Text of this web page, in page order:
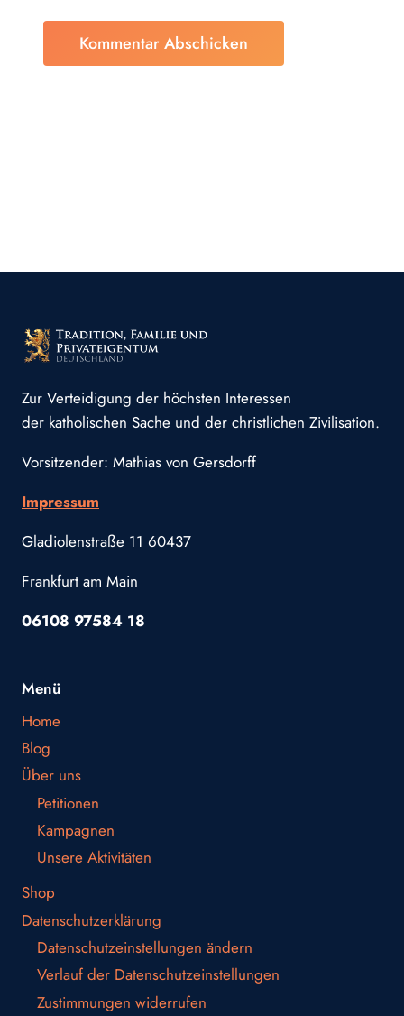
Zur Verteidigung der höchsten Interessen
der katholischen Sache und der christlichen Zivilisation.
Vorsitzender: Mathias von Gersdorff
Impressum
Gladiolenstraße 11 60437
Frankfurt am Main
06108 97584 18
Menü
Home
Blog
Über uns
Petitionen
Kampagnen
Unsere Aktivitäten
Shop
Datenschutzerklärung
Datenschutzeinstellungen ändern
Verlauf der Datenschutzeinstellungen
Zustimmungen widerrufen